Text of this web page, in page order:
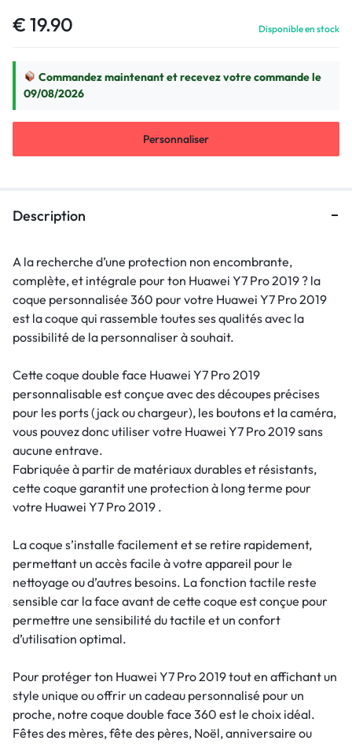
€ 19.90 Disponible en stock
Commandez maintenant et recevez votre commande le
09/08/2026
Personnaliser
Description
A la recherche d’une protection non encombrante,
complète, et intégrale pour ton Huawei Y7 Pro 2019 ? la
coque personnalisée 360 pour votre Huawei Y7 Pro 2019
est la coque qui rassemble toutes ses qualités avec la
possibilité de la personnaliser à souhait.
Cette coque double face Huawei Y7 Pro 2019
personnalisable est conçue avec des découpes précises
pour les ports (jack ou chargeur), les boutons et la caméra,
vous pouvez donc utiliser votre Huawei Y7 Pro 2019 sans
aucune entrave.
Fabriquée à partir de matériaux durables et résistants,
cette coque garantit une protection à long terme pour
votre Huawei Y7 Pro 2019 .
La coque s’installe facilement et se retire rapidement,
permettant un accès facile à votre appareil pour le
nettoyage ou d’autres besoins. La fonction tactile reste
sensible car la face avant de cette coque est conçue pour
permettre une sensibilité du tactile et un confort
d’utilisation optimal.
Pour protéger ton Huawei Y7 Pro 2019 tout en affichant un
style unique ou offrir un cadeau personnalisé pour un
proche, notre coque double face 360 est le choix idéal.
Fêtes des mères, fête des pères, Noël, anniversaire ou